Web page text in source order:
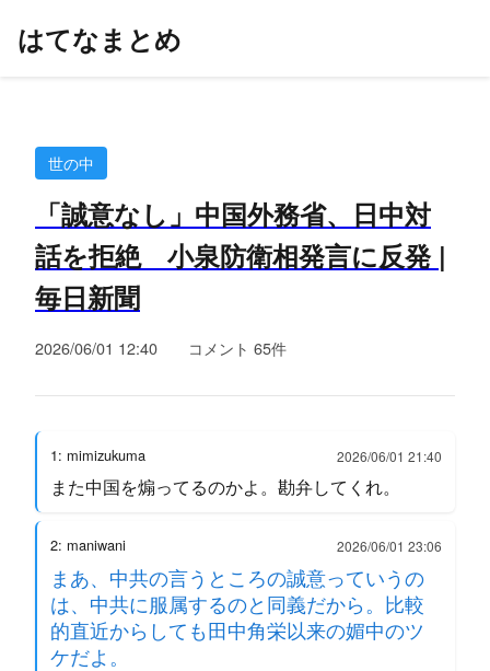
はてなまとめ
世の中
「誠意なし」中国外務省、日中対
話を拒絶 小泉防衛相発言に反発 |
毎日新聞
2026/06/01 12:40 コメント 65件
1: mimizukuma 2026/06/01 21:40
また中国を煽ってるのかよ。勘弁してくれ。
2: maniwani 2026/06/01 23:06
まあ、中共の言うところの誠意っていうの
は、中共に服属するのと同義だから。比較
的直近からしても田中角栄以来の媚中のツ
ケだよ。